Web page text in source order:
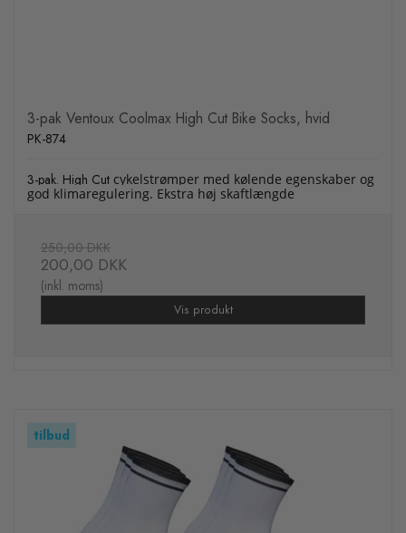
3-pak Ventoux Coolmax High Cut Bike Socks, hvid
PK-874
3-pak. High Cut cykelstrømper med kølende egenskaber og
god klimaregulering. Ekstra høj skaftlængde
250,00 DKK
200,00 DKK
(inkl. moms)
Vis produkt
tilbud